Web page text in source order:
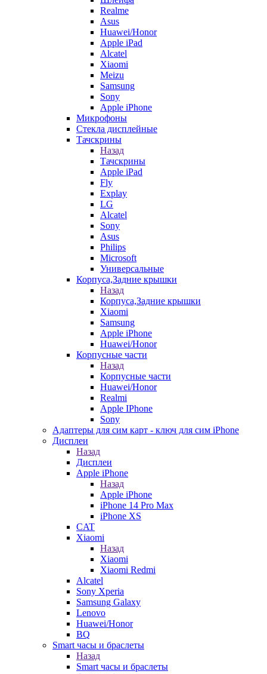
Realme
Asus
Huawei/Honor
Apple iPad
Alcatel
Xiaomi
Meizu
Samsung
Sony
Apple iPhone
Микрофоны
Стекла дисплейные
Тачскрины
Назад
Тачскрины
Apple iPad
Fly
Explay
LG
Alcatel
Sony
Asus
Philips
Microsoft
Универсальные
Корпуса,Задние крышки
Назад
Корпуса,Задние крышки
Xiaomi
Samsung
Apple iPhone
Huawei/Honor
Корпусные части
Назад
Корпусные части
Huawei/Honor
Realmi
Apple IPhone
Sony
Адаптеры для сим карт - ключ для сим iPhone
Дисплеи
Назад
Дисплеи
Apple iPhone
Назад
Apple iPhone
iPhone 14 Pro Max
iPhone XS
CAT
Xiaomi
Назад
Xiaomi
Xiaomi Redmi
Alcatel
Sony Xperia
Samsung Galaxy
Lenovo
Huawei/Honor
BQ
Smart часы и браслеты
Назад
Smart часы и браслеты